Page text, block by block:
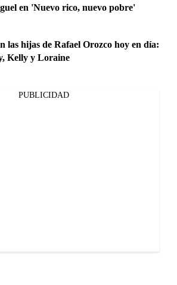
en 'Nuevo rico, nuevo pobre'
las hijas de Rafael Orozco hoy en día:
Kelly y Loraine
PUBLICIDAD